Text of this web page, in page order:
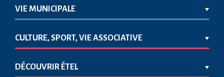
VIE MUNICIPALE
CULTURE, SPORT, VIE ASSOCIATIVE
DÉCOUVRIR ÉTEL